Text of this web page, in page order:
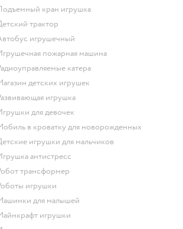
Подъемный кран игрушка
Детский трактор
Автобус игрушечный
Игрушечная пожарная машина
Радиоуправляемые катера
Магазин детских игрушек
Развивающая игрушка
Игрушки для девочек
Мобиль в кроватку для новорожденных
Детские игрушки для мальчиков
Игрушка антистресс
Робот трансформер
Роботы игрушки
Машинки для малышей
Майнкрафт игрушки